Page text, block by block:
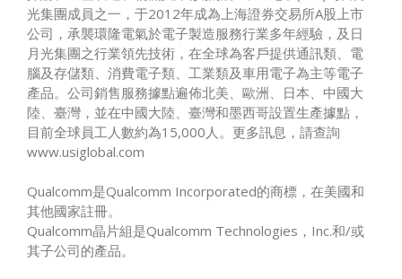
光集團成員之一，于2012年成為上海證券交易所A股上市
公司，承襲環隆電氣於電子製造服務行業多年經驗，及日
月光集團之行業領先技術，在全球為客戶提供通訊類、電
腦及存儲類、消費電子類、工業類及車用電子為主等電子
產品。公司銷售服務據點遍佈北美、歐洲、日本、中國大
陸、臺灣，並在中國大陸、臺灣和墨西哥設置生產據點，
目前全球員工人數約為15,000人。更多訊息，請查詢
www.usiglobal.com
Qualcomm是Qualcomm Incorporated的商標，在美國和
其他國家註冊。
Qualcomm晶片組是Qualcomm Technologies，Inc.和/或
其子公司的產品。